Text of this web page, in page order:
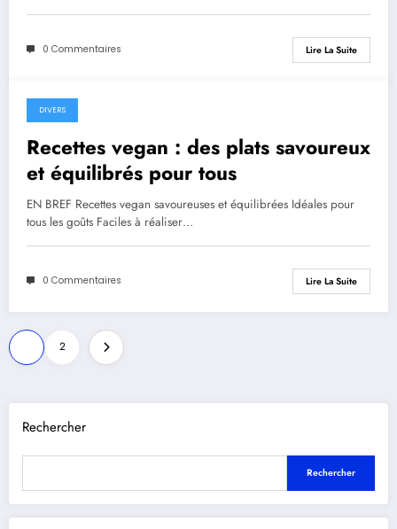
0 Commentaires Lire La Suite
DIVERS
Recettes vegan : des plats savoureux
et équilibrés pour tous
EN BREF Recettes vegan savoureuses et équilibrées Idéales pour
tous les goûts Faciles à réaliser…
0 Commentaires Lire La Suite
Pagination
des
publications
2
Rechercher
Rechercher